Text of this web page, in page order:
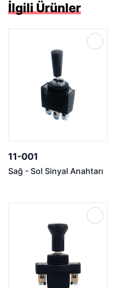
İlgili Ürünler
11-001
Sağ - Sol Sinyal Anahtarı